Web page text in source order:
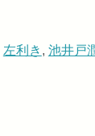
左利き , 池井戸